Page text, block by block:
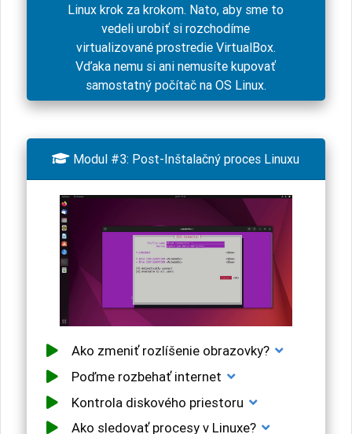
Linux krok za krokom. Nato, aby sme to
vedeli urobiť si rozchodíme
virtualizované prostredie VirtualBox.
Vďaka nemu si ani nemusíte kupovať
samostatný počítač na OS Linux.
 Modul #3: Post-Inštalačný proces Linuxu
Ako zmeniť rozlíšenie obrazovky?
Poďme rozbehať internet
Kontrola diskového priestoru
Ako sledovať procesy v Linuxe?